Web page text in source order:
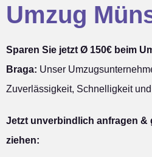
Umzug
Sparen Sie jetzt Ø 150€ beim
Braga: Unser
Zuverlässigkeit, Schnelligkeit
Jetzt unverbindlich anfragen &
ziehen: